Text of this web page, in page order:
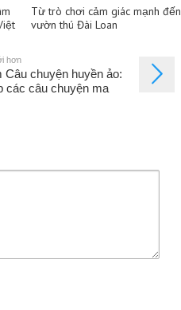
Từ trò chơi cảm giác mạnh đến
vườn thú Đài Loan
hơn
Câu chuyện huyền ảo:
các câu chuyện ma